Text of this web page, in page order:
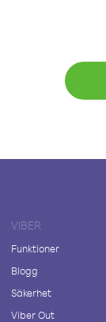
VIBER
Funktioner
Blogg
Säkerhet
Viber Out